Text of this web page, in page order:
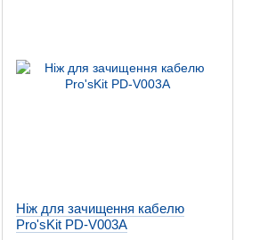
Ніж для зачищення кабелю
Pro'sKit PD-V003A